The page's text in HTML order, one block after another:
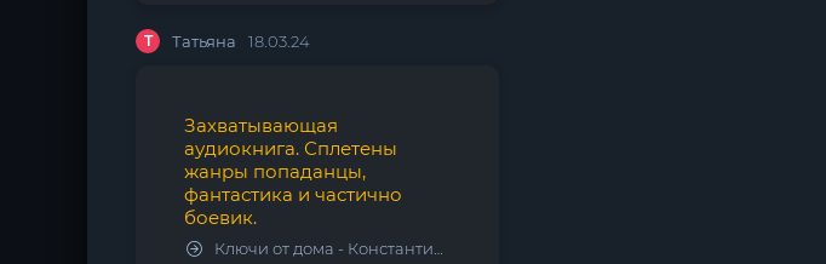
Т Татьяна 18.03.24
Захватывающая
аудиокнига. Сплетены
жанры попаданцы,
фантастика и частично
боевик.
Ключи от дома - Константин Калбазов